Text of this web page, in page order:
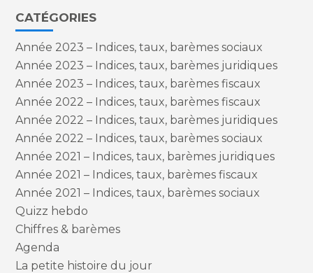
CATÉGORIES
Année 2023 – Indices, taux, barèmes sociaux
Année 2023 – Indices, taux, barèmes juridiques
Année 2023 – Indices, taux, barèmes fiscaux
Année 2022 – Indices, taux, barèmes fiscaux
Année 2022 – Indices, taux, barèmes juridiques
Année 2022 – Indices, taux, barèmes sociaux
Année 2021 – Indices, taux, barèmes juridiques
Année 2021 – Indices, taux, barèmes fiscaux
Année 2021 – Indices, taux, barèmes sociaux
Quizz hebdo
Chiffres & barèmes
Agenda
La petite histoire du jour